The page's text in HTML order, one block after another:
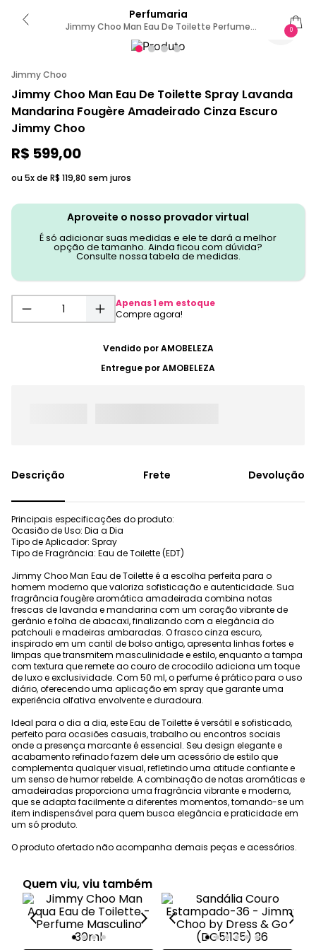
Perfumaria
Jimmy Choo Man Eau De Toilette Perfume
Masculino 50ml
0
Jimmy Choo
Jimmy Choo Man Eau De Toilette Spray Lavanda
Mandarina Fougère Amadeirado Cinza Escuro
Jimmy Choo
R$ 599,00
ou 5x de R$ 119,80 sem juros
Aproveite o nosso provador virtual
É só adicionar suas medidas e ele te dará a melhor
opção de tamanho. Ainda ficou com dúvida?
Consulte nossa tabela de medidas.
Apenas1 em estoque
Vendido porAMOBELEZA
Entregue porAMOBELEZA
Frete Devolução
Principais especificações do produto:
Ocasião de Uso: Dia a Dia
Tipo de Aplicador: Spray
Tipo de Fragrância: Eau de Toilette (EDT)
Jimmy Choo Man Eau de Toilette é a escolha perfeita para o
homem moderno que valoriza sofisticação e autenticidade. Sua
fragrância fougère aromática amadeirada combina notas
frescas de lavanda e mandarina com um coração vibrante de
gerânio e folha de abacaxi, finalizando com a elegância do
patchouli e madeiras ambaradas. O frasco cinza escuro,
inspirado em um cantil de bolso antigo, apresenta linhas fortes e
limpas que transmitem masculinidade e estilo, enquanto a tampa
com textura que remete ao couro de crocodilo adiciona um toque
de luxo e exclusividade. Com 50 ml, o perfume é prático para o uso
diário, oferecendo uma aplicação em spray que garante uma
experiência olfativa envolvente e duradoura.
Ideal para o dia a dia, este Eau de Toilette é versátil e sofisticado,
perfeito para ocasiões casuais, trabalho ou encontros sociais
onde a presença marcante é essencial. Seu design elegante e
acabamento refinado fazem dele um acessório de estilo que
complementa qualquer visual, refletindo uma atitude confiante e
um senso de humor rebelde. A combinação de notas aromáticas e
amadeiradas proporciona uma fragrância vibrante e moderna,
que se adapta facilmente a diferentes momentos, tornando-se um
item indispensável para quem busca elegância e praticidade em
um só produto.
O produto ofertado não acompanha demais peças e acessórios.
Quem viu, viu também